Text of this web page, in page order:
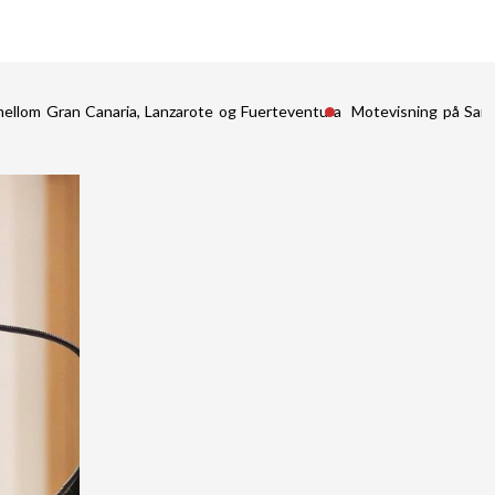
Gran Canaria, Lanzarote og Fuerteventura Motevisning på